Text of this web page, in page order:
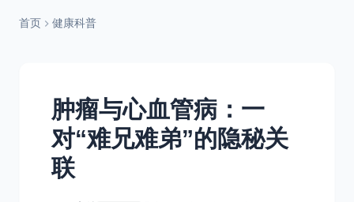
首页 健康科普
肿瘤与心血管病：一
对“难兄难弟”的隐秘关
联